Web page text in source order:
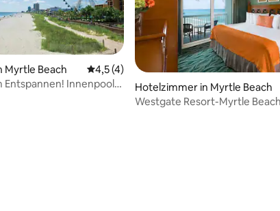
Myrtle Beach Durchschnittliche Bewertung: 4,5 von 5,
4,5 (4)
Entspannen! Innenpool,
Hotelzimmer in Myrtle Beach
Westgate Resort-Myrtle